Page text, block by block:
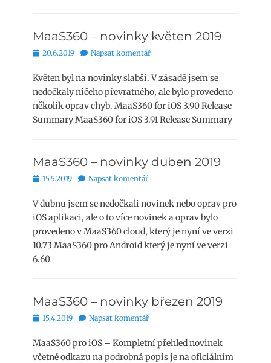
MaaS360 – novinky květen 2019
Publikováno
20.6.2019 Napsat komentář
Květen byl na novinky slabší. V zásadě jsem se
nedočkaly ničeho převratného, ale bylo provedeno
několik oprav chyb. MaaS360 for iOS 3.90 Release
Summary MaaS360 for iOS 3.91 Release Summary
MaaS360 – novinky duben 2019
Publikováno
15.5.2019 Napsat komentář
V dubnu jsem se nedočkali novinek nebo oprav pro
iOS aplikaci, ale o to více novinek a oprav bylo
provedeno v MaaS360 cloud, který je nyní ve verzi
10.73 MaaS360 pro Android který je nyní ve verzi
6.60
MaaS360 – novinky březen 2019
Publikováno
15.4.2019 Napsat komentář
MaaS360 pro iOS – Kompletní přehled novinek
včetně odkazu na podrobná popis je na oficiálním